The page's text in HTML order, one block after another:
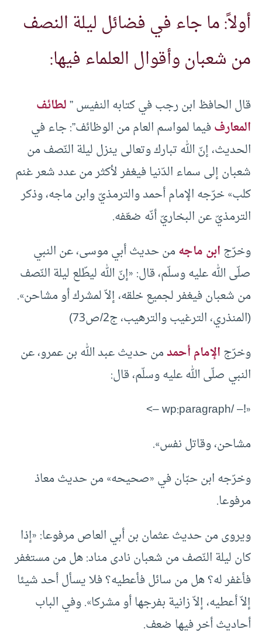
أولاً: ما جاء في فضائل ليلة النصف
من شعبان وأقوال العلماء فيها:
قال الحافظ ابن رجب في كتابه النفيس ”لطائف
المعارففيما لمواسم العام من الوظائف”: جاء في
الحديث، إنّ الله تبارك وتعالى ينزل ليلة ‌النّصف من
شعبان إلى سماء الدّنيا فيغفر لأكثر من عدد شعر غنم
كلب» خرّجه الإمام أحمد والترمذيّ وابن ماجه، وذكر
الترمذيّ عن البخاريّ أنّه ضعّفه.
وخرّجابن ماجهمن حديث أبي موسى، عن النبي
صلّى الله عليه وسلّم، قال: «إنّ الله ليطّلع ليلة ‌النّصف
من شعبان فيغفر لجميع خلقه، إلاّ لمشرك أو مشاحن».
(المنذري، الترغيب والترهيب، ج2/ص73)
وخرّجالإمام أحمدمن حديث عبد الله بن عمرو، عن
النبي صلّى الله عليه وسلّم، قال:
«!– /wp:paragraph –>
مشاحن، وقاتل نفس».
وخرّجه ابن حبّان في «صحيحه» من حديث معاذ
مرفوعا.
ويروى من حديث عثمان بن أبي العاص مرفوعا: «إذا
كان ليلة ‌النّصف من شعبان نادى مناد: هل من مستغفر
فأغفر له؟ هل من سائل فأعطيه؟ فلا يسأل أحد شيئا
إلاّ أعطيه، إلاّ زانية بفرجها أو مشركا». وفي الباب
أحاديث أخر فيها ضعف.